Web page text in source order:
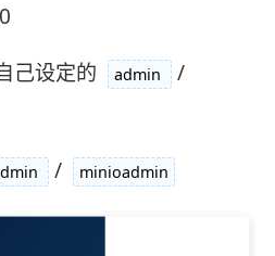
己设定的
admin /
/ minioadmin